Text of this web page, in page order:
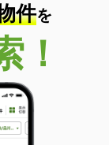
件を
！